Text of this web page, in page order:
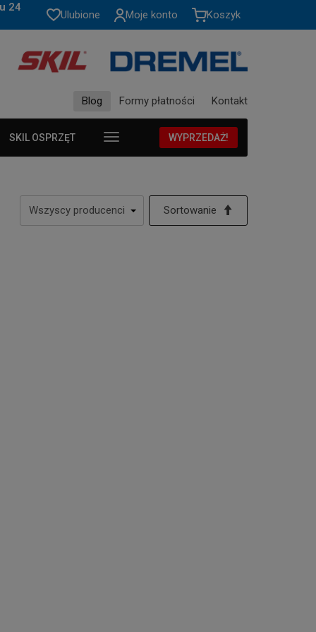
24
Ulubione Moje konto Koszyk
Blog Formy płatności Kontakt
SKIL OSPRZĘT WYPRZEDAŻ!
Sortowanie